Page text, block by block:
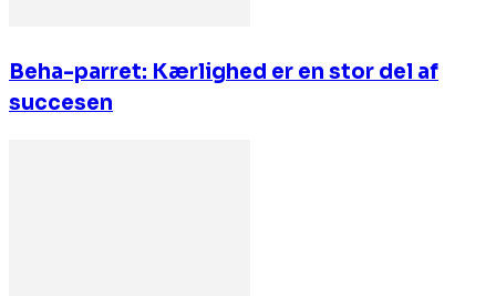
Beha-parret: Kærlighed er en stor del af
succesen